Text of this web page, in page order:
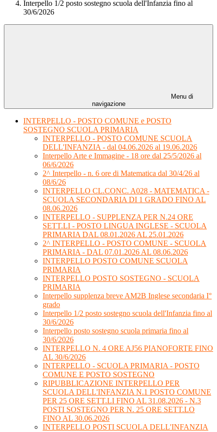
Interpello 1/2 posto sostegno scuola dell'Infanzia fino al
30/6/2026
Menu di
navigazione
INTERPELLO - POSTO COMUNE e POSTO
SOSTEGNO SCUOLA PRIMARIA
INTERPELLO - POSTO COMUNE SCUOLA
DELL'INFANZIA - dal 04.06.2026 al 19.06.2026
Interpello Arte e Immagine - 18 ore dal 25/5/2026 al
06/6/2026
2^ Interpello - n. 6 ore di Matematica dal 30/4/26 al
08/6/26
INTERPELLO CL.CONC. A028 - MATEMATICA -
SCUOLA SECONDARIA DI 1 GRADO FINO AL
08.06.2026
INTERPELLO - SUPPLENZA PER N.24 ORE
SETT.LI - POSTO LINGUA INGLESE - SCUOLA
PRIMARIA DAL 08.01.2026 AL 25.01.2026
2^ INTERPELLO - POSTO COMUNE - SCUOLA
PRIMARIA - DAL 07.01.2026 AL 08.06.2026
INTERPELLO POSTO COMUNE SCUOLA
PRIMARIA
INTERPELLO POSTO SOSTEGNO - SCUOLA
PRIMARIA
Interpello supplenza breve AM2B Inglese secondaria I°
grado
Interpello 1/2 posto sostegno scuola dell'Infanzia fino al
30/6/2026
Interpello posto sostegno scuola primaria fino al
30/6/2026
INTERPELLO N. 4 ORE AJ56 PIANOFORTE FINO
AL 30/6/2026
INTERPELLO - SCUOLA PRIMARIA - POSTO
COMUNE E POSTO SOSTEGNO
RIPUBBLICAZIONE INTERPELLO PER
SCUOLA DELL'INFANZIA N.1 POSTO COMUNE
PER 25 ORE SETT.LI FINO AL 31.08.2026 - N.3
POSTI SOSTEGNO PER N. 25 ORE SETT.LO
FINO AL 30.06.2026
INTERPELLO POSTI SCUOLA DELL'INFANZIA